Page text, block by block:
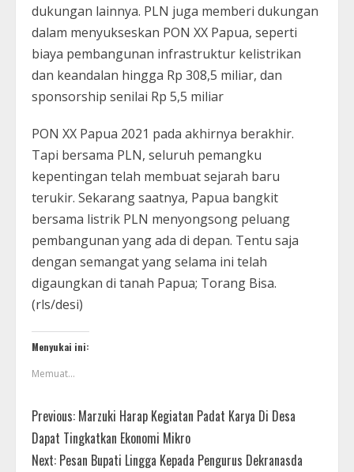
dukungan lainnya. PLN juga memberi dukungan
dalam menyukseskan PON XX Papua, seperti
biaya pembangunan infrastruktur kelistrikan
dan keandalan hingga Rp 308,5 miliar, dan
sponsorship senilai Rp 5,5 miliar
PON XX Papua 2021 pada akhirnya berakhir.
Tapi bersama PLN, seluruh pemangku
kepentingan telah membuat sejarah baru
terukir. Sekarang saatnya, Papua bangkit
bersama listrik PLN menyongsong peluang
pembangunan yang ada di depan. Tentu saja
dengan semangat yang selama ini telah
digaungkan di tanah Papua; Torang Bisa.
(rls/desi)
Menyukai ini:
Memuat...
Previous: Marzuki Harap Kegiatan Padat Karya Di Desa
Dapat Tingkatkan Ekonomi Mikro
Next: Pesan Bupati Lingga Kepada Pengurus Dekranasda